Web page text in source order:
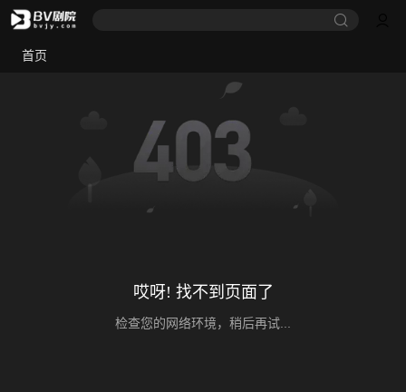
首页
哎呀! 找不到页面了
检查您的网络环境，稍后再试...